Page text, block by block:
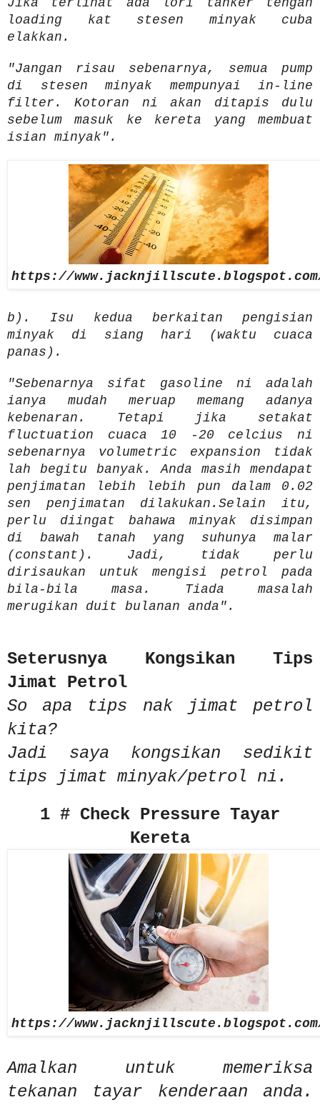
loading kat stesen minyak cuba
elakkan.
"Jangan risau sebenarnya, semua pump
di stesen minyak mempunyai in-line
filter. Kotoran ni akan ditapis dulu
sebelum masuk ke kereta yang membuat
isian minyak".
https://
b). Isu kedua berkaitan pengisian
minyak di siang hari (waktu cuaca
panas).
"Sebenarnya sifat gasoline ni adalah
ianya mudah meruap memang adanya
kebenaran. Tetapi jika setakat
fluctuation cuaca 10 -20 celcius ni
sebenarnya volumetric expansion tidak
lah begitu banyak. Anda masih mendapat
penjimatan lebih lebih pun dalam 0.02
sen penjimatan dilakukan.Selain itu,
perlu diingat bahawa minyak disimpan
di bawah tanah yang suhunya malar
(constant). Jadi, tidak perlu
dirisaukan untuk mengisi petrol pada
bila-bila masa. Tiada masalah
merugikan duit bulanan anda".
Seterusnya Kongsikan Tips
Jimat Petrol
So apa tips nak jimat petrol
kita?
Jadi saya kongsikan sedikit
tips jimat minyak/petrol ni.
1 # Check Pressure Tayar
Kereta
https://
Amalkan untuk memeriksa
tekanan tayar kenderaan anda.